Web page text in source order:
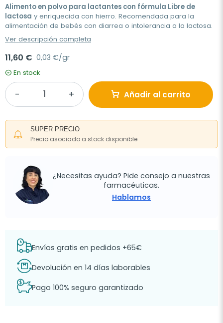
Alimento en polvo para lactantes con fórmula Libre de
lactosa y enriquecida con hierro. Recomendada para la
alimentación de bebés con diarrea o intolerancia a la lactosa.
Ver descripción completa
11,60 € 0,03 €/gr
En stock
Añadir al carrito
SUPER PRECIO
Precio asociado a stock disponible
¿Necesitas ayuda? Pide consejo a nuestras
farmacéuticas.
Hablamos
Envíos gratis en pedidos +65€
Devolución en 14 días laborables
Pago 100% seguro garantizado